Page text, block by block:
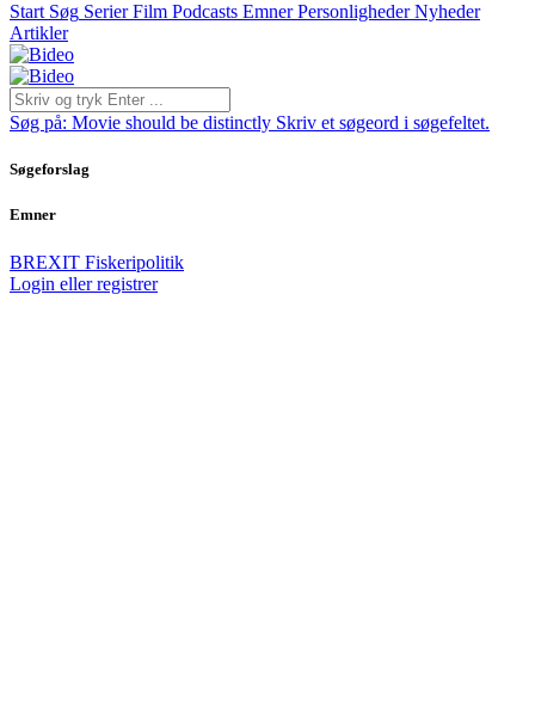
Start Søg Serier Film Podcasts Emner Personligheder Nyheder
Artikler
Søg på: Movie should be distinctly Skriv et søgeord i søgefeltet.
Søgeforslag
Emner
BREXIT Fiskeripolitik
Login eller registrer